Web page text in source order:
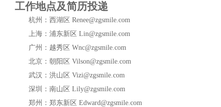
工作地点及简历投递
杭州：西湖区 Renee@zgsmile.com
上海：浦东新区 Lin@zgsmile.com
广州：越秀区 Wnc@zgsmile.com
北京：朝阳区 Vilson@zgsmile.com
武汉：洪山区 Vizi@zgsmile.com
深圳：南山区 Lily@zgsmile.com
郑州：郑东新区 Edward@zgsmile.com